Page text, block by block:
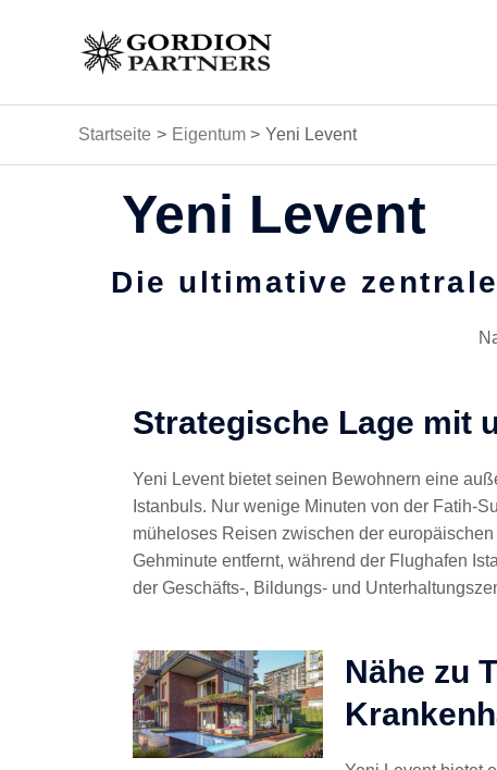
Startseite Eigentum Yeni Levent
Yeni Levent
Die ultimative
Strategische Lage mit
Yeni Levent bietet seinen Bewohnern eine
Istanbuls. Nur wenige Minuten von der Fatih-
müheloses Reisen zwischen der
Gehminute entfernt, während der Flughafen
der Geschäfts-, Bildungs- und
Nähe zu